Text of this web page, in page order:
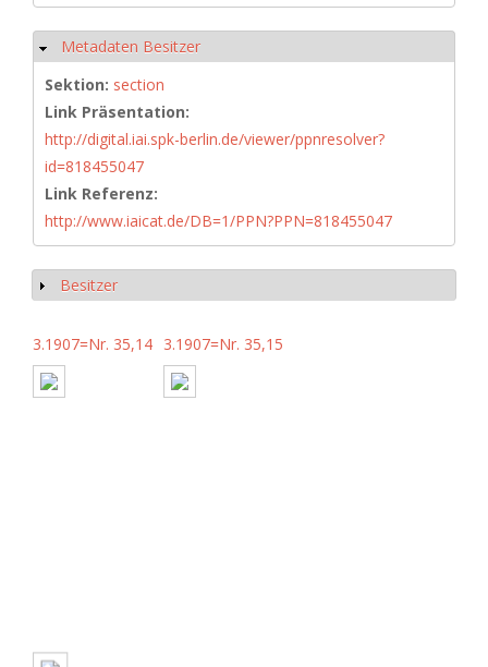
Hide
Metadaten Besitzer
Sektion: section
Link Präsentation:
http://digital.iai.spk-berlin.de/viewer/ppnresolver?
id=818455047
Link Referenz:
http://www.iaicat.de/DB=1/PPN?PPN=818455047
Show
Besitzer
3.1907=Nr. 35,14 3.1907=Nr. 35,15